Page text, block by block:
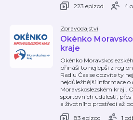
223 epizod
4
Zpravodajství
Okénko
kraje
Okénko
přináší to nejlepší z
Radiu Čas se dozvíte ty
nejdůležitější informace o
Moravskoslezském kraji.
sportovních událostí,
a životního prostředí až
83 epizod
1